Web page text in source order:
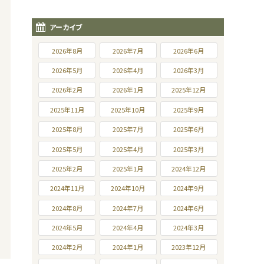
アーカイブ
2026年8月 2026年7月 2026年6月
2026年5月 2026年4月 2026年3月
2026年2月 2026年1月 2025年12月
2025年11月 2025年10月 2025年9月
2025年8月 2025年7月 2025年6月
2025年5月 2025年4月 2025年3月
2025年2月 2025年1月 2024年12月
2024年11月 2024年10月 2024年9月
2024年8月 2024年7月 2024年6月
2024年5月 2024年4月 2024年3月
2024年2月 2024年1月 2023年12月